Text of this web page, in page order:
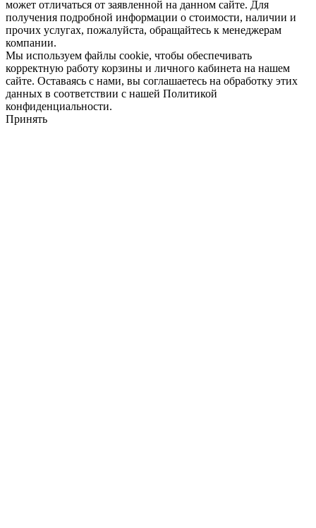
может отличаться от заявленной на данном сайте. Для
получения подробной информации о стоимости, наличии и
прочих услугах, пожалуйста, обращайтесь к менеджерам
компании.
Мы используем файлы cookie, чтобы обеспечивать
корректную работу корзины и личного кабинета на нашем
сайте. Оставаясь с нами, вы соглашаетесь на обработку этих
данных в соответствии с нашей Политикой
конфиденциальности.
Принять